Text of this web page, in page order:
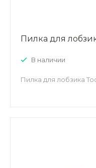
Пилка для
В наличии
Пилка для лобзика